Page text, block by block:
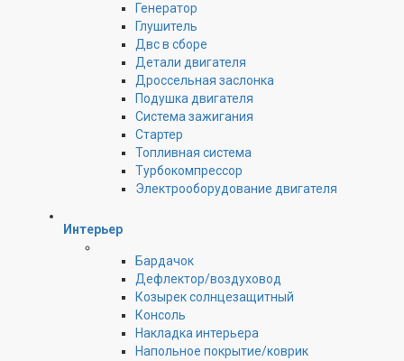
Генератор
Глушитель
Двс в сборе
Детали двигателя
Дроссельная заслонка
Подушка двигателя
Система зажигания
Стартер
Топливная система
Турбокомпрессор
Электрооборудование двигателя
Интерьер
Бардачок
Дефлектор/воздуховод
Козырек солнцезащитный
Консоль
Накладка интерьера
Напольное покрытие/коврик